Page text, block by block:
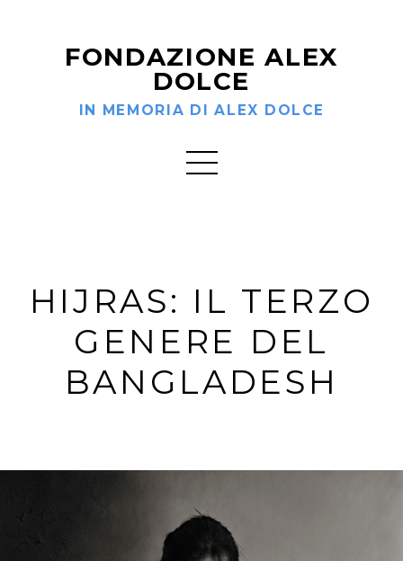
FONDAZIONE ALEX
DOLCE
IN MEMORIA DI ALEX DOLCE
HIJRAS: IL TERZO
GENERE DEL
BANGLADESH